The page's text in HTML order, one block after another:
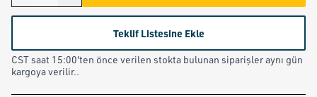
Teklif Listesine Ekle
CST saat 15:00'ten önce verilen stokta bulunan siparişler aynı gün
kargoya verilir..